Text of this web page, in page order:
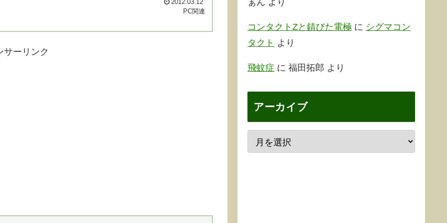
2012.03.12
PC関連
サーリンク
コンタクトZと錆びた電極 に シグマコン
タクト より
飛蚊症 に 福田拓郎 より
アーカイブ